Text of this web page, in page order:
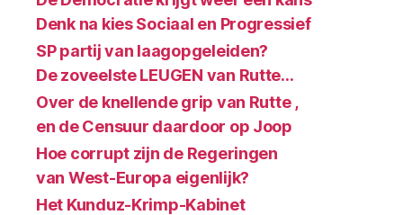
Denk na kies Sociaal en Progressief
SP partij van laagopgeleiden?
De zoveelste LEUGEN van Rutte…
Over de knellende grip van Rutte ,
en de Censuur daardoor op Joop
Hoe corrupt zijn de Regeringen
van West-Europa eigenlijk?
Het Kunduz-Krimp-Kabinet